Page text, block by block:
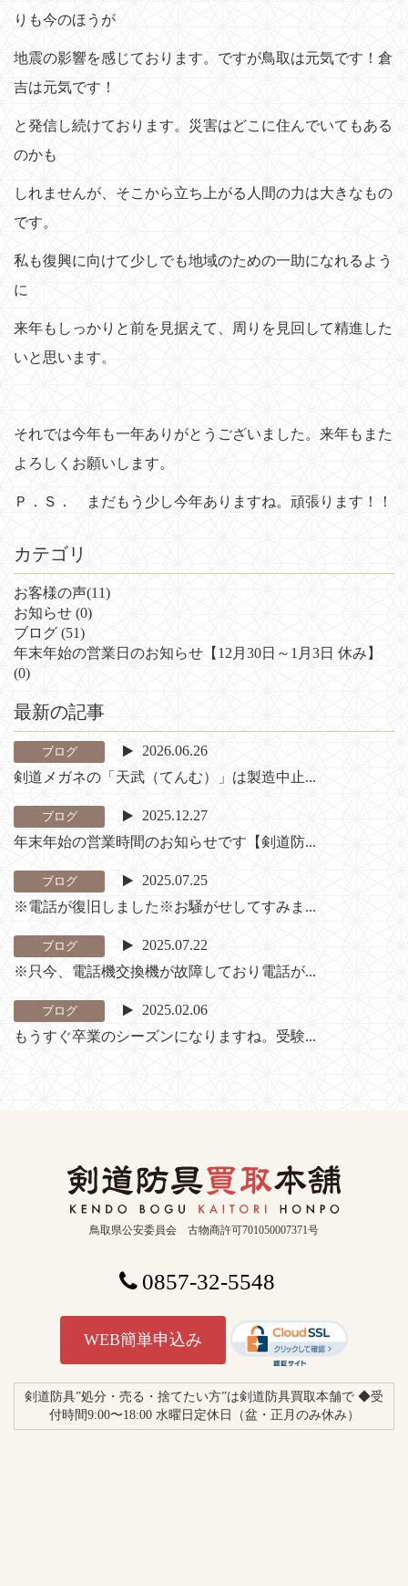
りも今のほうが
地震の影響を感じております。ですが鳥取は元気です！倉
吉は元気です！
と発信し続けております。災害はどこに住んでいてもある
のかも
しれませんが、そこから立ち上がる人間の力は大きなもの
です。
私も復興に向けて少しでも地域のための一助になれるよう
に
来年もしっかりと前を見据えて、周りを見回して精進した
いと思います。
それでは今年も一年ありがとうございました。来年もまた
よろしくお願いします。
Ｐ．Ｓ． まだもう少し今年ありますね。頑張ります！！
カテゴリ
お客様の声(11)
お知らせ (0)
ブログ (51)
年末年始の営業日のお知らせ【12月30日～1月3日 休み】
(0)
最新の記事
ブログ
2026.06.26
剣道メガネの「天武（てんむ）」は製造中止...
ブログ
2025.12.27
年末年始の営業時間のお知らせです【剣道防...
ブログ
2025.07.25
※電話が復旧しました※お騒がせしてすみま...
ブログ
2025.07.22
※只今、電話機交換機が故障しており電話が...
ブログ
2025.02.06
もうすぐ卒業のシーズンになりますね。受験...
鳥取県公安委員会 古物商許可701050007371号
0857-32-5548
WEB簡単申込み
剣道防具”処分・売る・捨てたい方”は剣道防具買取本舗で ◆受
付時間9:00〜18:00 水曜日定休日（盆・正月のみ休み）